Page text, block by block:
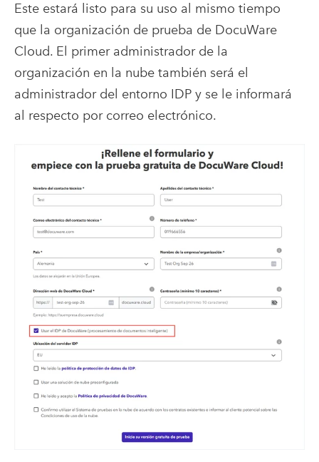
Este estará listo para su uso al mismo tiempo
que la organización de prueba de DocuWare
Cloud. El primer administrador de la
organización en la nube también será el
administrador del entorno IDP y se le informará
al respecto por correo electrónico.